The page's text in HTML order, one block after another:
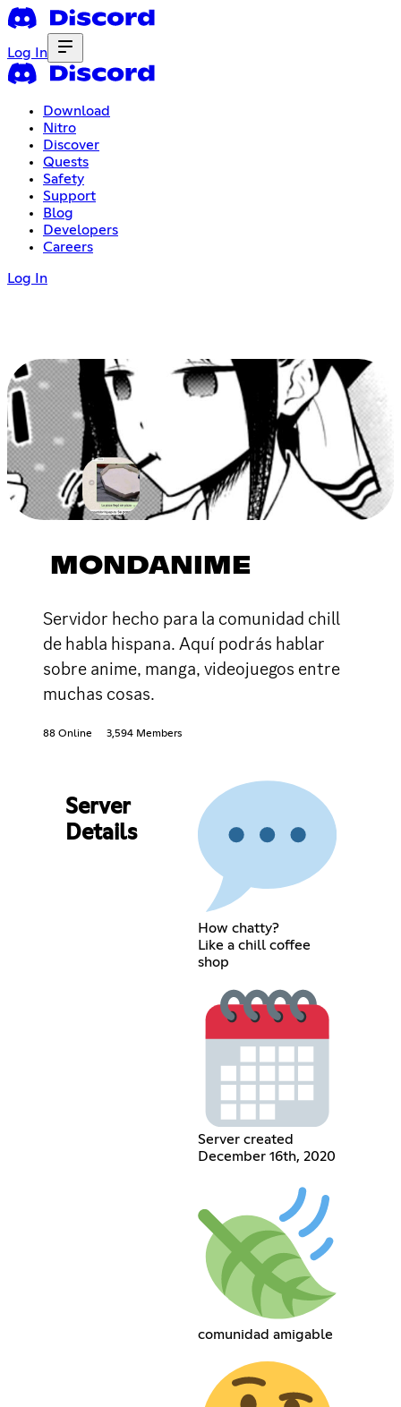
Log In
Download
Nitro
Discover
Quests
Safety
Support
Blog
Developers
Careers
Log In
MONDANIME
Servidor hecho para la comunidad chill
de habla hispana. Aquí podrás hablar
sobre anime, manga, videojuegos entre
muchas cosas.
88 Online 3,594 Members
Server
Details
How chatty?
Like a chill coffee
shop
Server created
December 16th, 2020
comunidad amigable